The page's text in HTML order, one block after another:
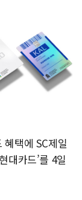
택에 SC제일
대카드’를 4일